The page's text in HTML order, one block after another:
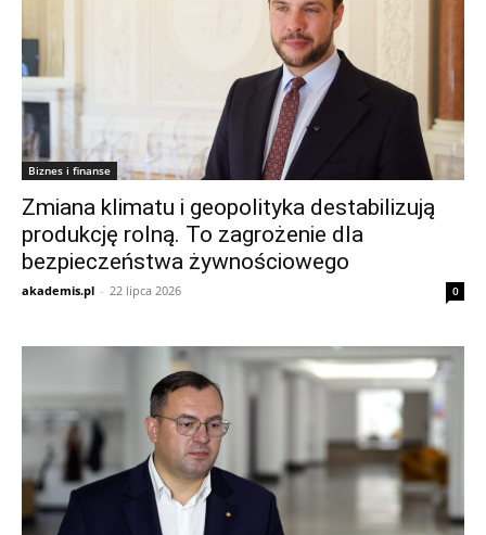
Biznes i finanse
Zmiana klimatu i geopolityka destabilizują
produkcję rolną. To zagrożenie dla
bezpieczeństwa żywnościowego
akademis.pl - 22 lipca 2026 0